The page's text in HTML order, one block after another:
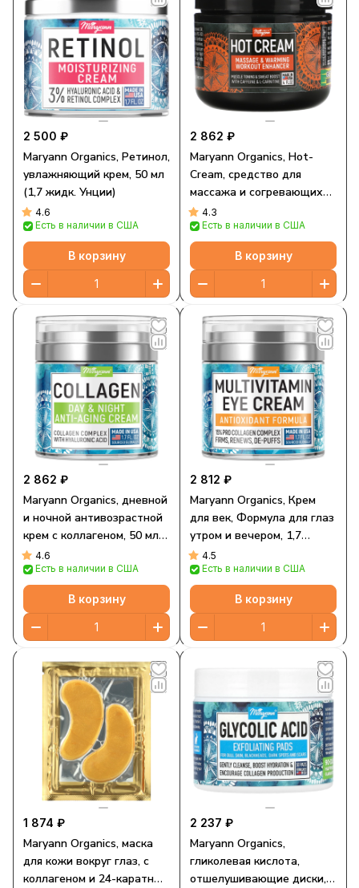
2 500 ₽
Maryann Organics, Ретинол,
увлажняющий крем, 50 мл
(1,7 жидк. Унции)
4.6
Есть в наличии в США
В корзину
2 862 ₽
Maryann Organics, Hot-
Cream, средство для
массажа и согревающих
тренировок, 4 жидк. Унции
4.3
Есть в наличии в США
В корзину
2 862 ₽
Maryann Organics, дневной
и ночной антивозрастной
крем с коллагеном, 50 мл
(1,7 жидк. унции)
4.6
Есть в наличии в США
В корзину
2 812 ₽
Maryann Organics, Крем
для век, Формула для глаз
утром и вечером, 1,7
жидких унций
4.5
Есть в наличии в США
В корзину
1 874 ₽
Maryann Organics, маска
для кожи вокруг глаз, с
коллагеном и 24-каратным
2 237 ₽
Maryann Organics,
гликолевая кислота,
отшелушивающие диски,